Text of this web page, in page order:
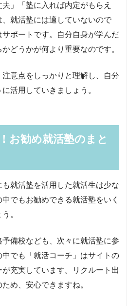
」「塾に入れば内定がもらえ
就活塾には適していないので
ポートです。自分自身が学んだ
どうかが何より重要なのです。
意点をしっかりと理解し、自分
活用していきましょう。
お勧め就活塾のまと
就活塾を活用した就活生は少な
でもお勧めできる就活塾をいく
。
備校なども、次々に就活塾に参
でも「就活コーチ」はサイトの
充実しています。リクルート出
め、安心できますね。